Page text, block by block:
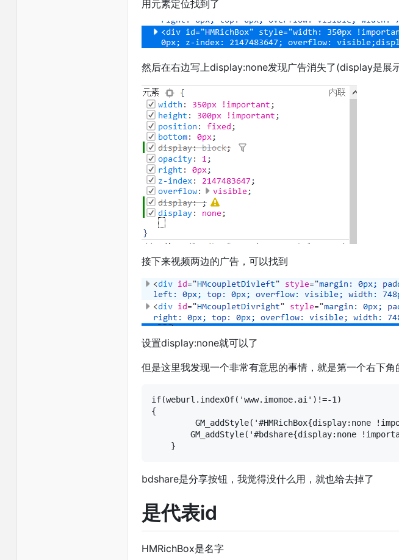
用元素定位找到了
然后在右边写上display:none发现广告消失了(display是展
接下来视频两边的广告，可以找到
设置display:none就可以了
但是这里我发现一个非常有意思的事情，就是第一个右下
if(weburl.indexOf('www.imomoe.ai')!=-1)
{
GM_addStyle('#HMRichBox{display:none
GM_addStyle('#bdshare{display:none
    }
bdshare是分享按钮，我觉得没什么用，就也给去掉了
是代表id
HMRichBox是名字